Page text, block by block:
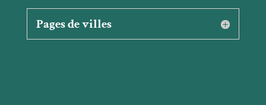
Pages de villes